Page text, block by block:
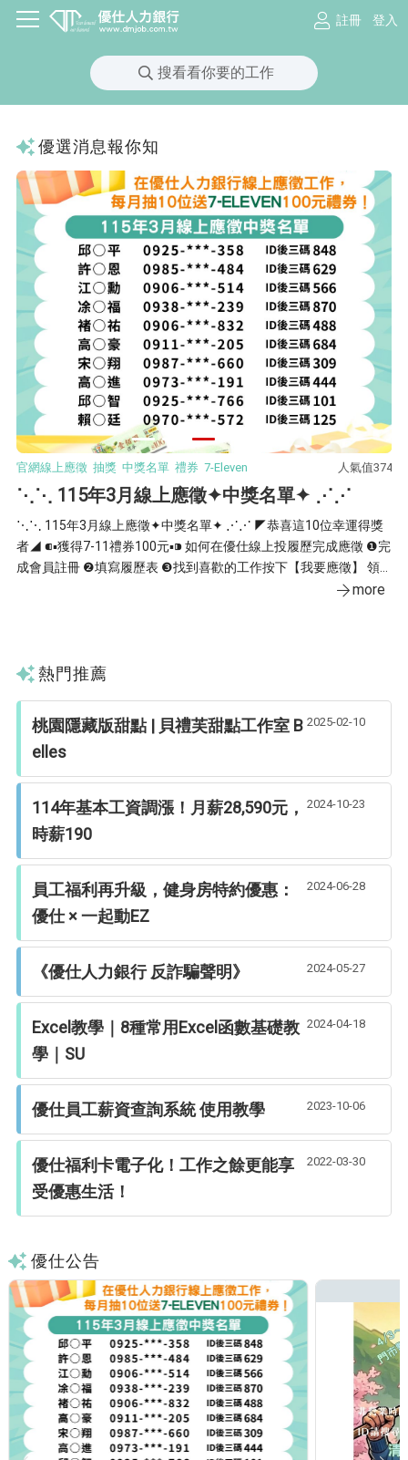
註冊 登入
搜看看你要的工作
優選消息報你知
官網線上應徵 抽獎 中獎名單 禮券 7-Eleven 人氣值374
⋱⋱ 115年3月線上應徵✦中獎名單✦ ⋰⋰
⋱⋱ 115年3月線上應徵✦中獎名單✦ ⋰⋰ ◤恭喜這10位幸運得獎
者◢ ⁌▪獲得7-11禮券100元▪⁍ 如何在優仕線上投履歷完成應徵 ❶完
成會員註冊 ❷填寫履歷表 ❸找到喜歡的工作按下【我要應徵】 領獎
期限◆即日起至115╱3╱31止，逾期視同放棄 領獎時間◆週一~週五
more
熱門推薦
桃園隱藏版甜點 | 貝禮芙甜點工作室 B
elles
2025-02-10
114年基本工資調漲！月薪28,590元，
時薪190
2024-10-23
員工福利再升級，健身房特約優惠：
優仕 × 一起動EZ
2024-06-28
《優仕人力銀行 反詐騙聲明》 2024-05-27
Excel教學｜8種常用Excel函數基礎教
學｜SU
2024-04-18
優仕員工薪資查詢系統 使用教學 2023-10-06
優仕福利卡電子化！工作之餘更能享
受優惠生活！
2022-03-30
優仕公告